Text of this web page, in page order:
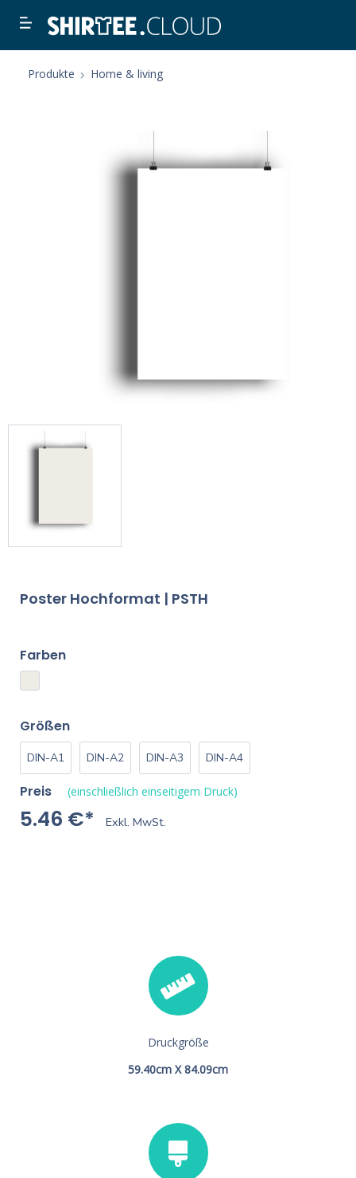
Produkte Home & living
Poster Hochformat | PSTH
Farben
Größen
DIN-A1 DIN-A2 DIN-A3 DIN-A4
Preis (einschließlich einseitigem Druck)
5.46 €* Exkl. MwSt.
Druckgröße
59.40cm X 84.09cm